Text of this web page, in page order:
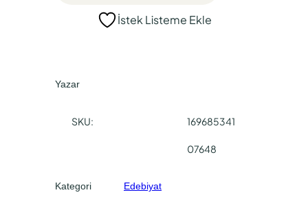
İstek Listeme Ekle
Yazar
SKU: 169685341
07648
Kategori Edebiyat